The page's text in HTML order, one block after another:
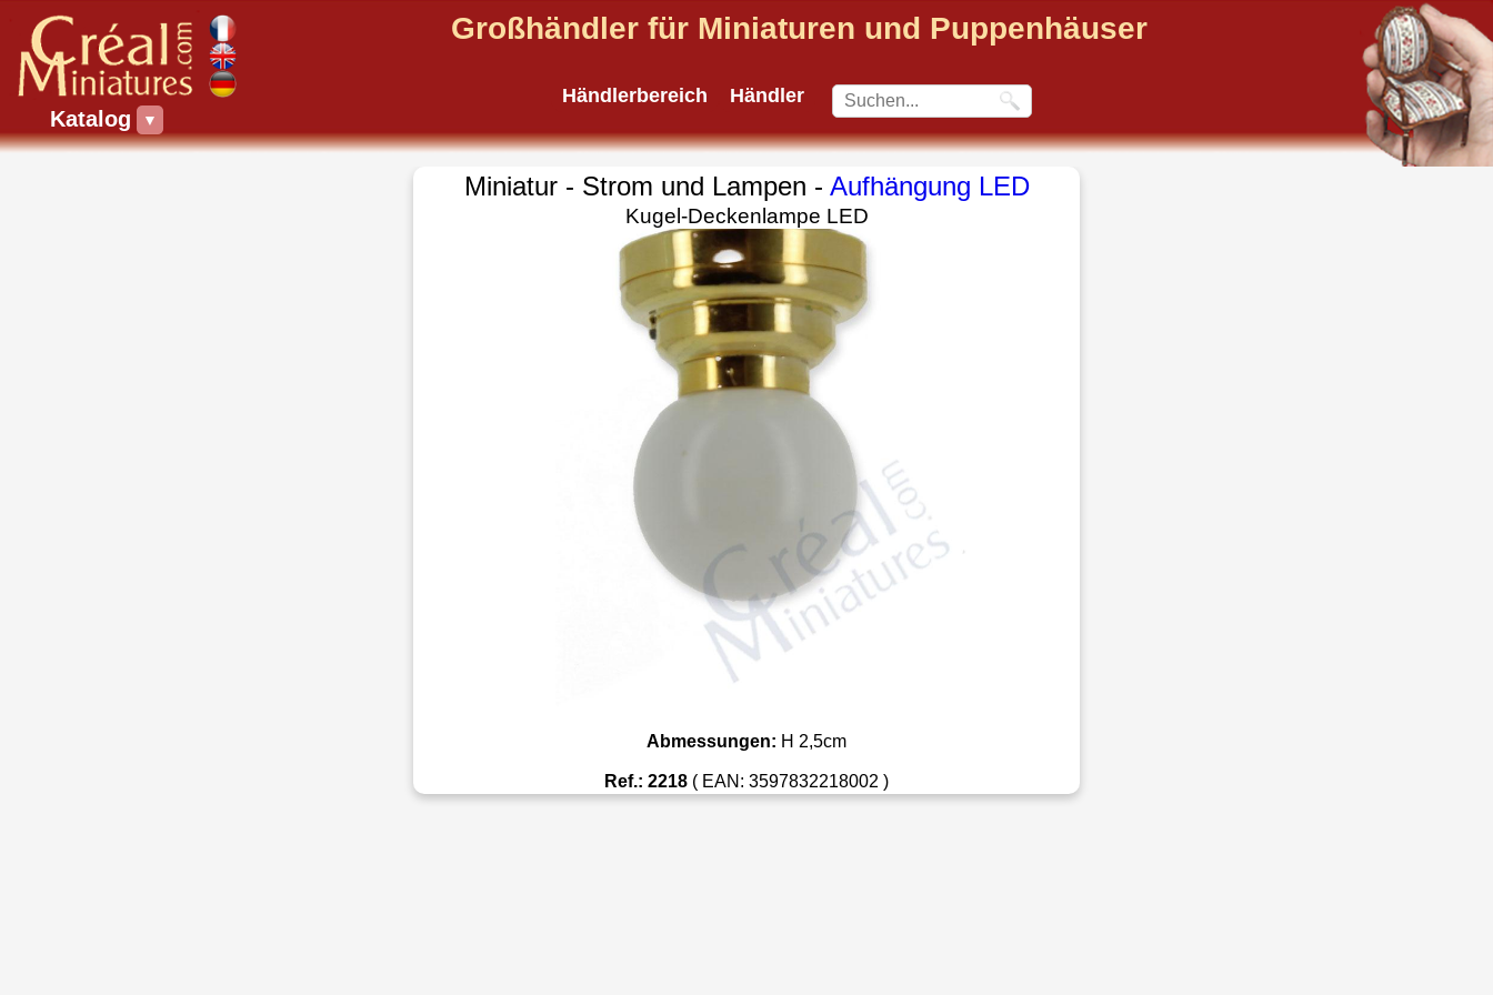
Katalog ▼
Großhändler für Miniaturen und Puppenhäuser
Händlerbereich Händler
Miniatur - Strom und Lampen - Aufhängung LED
Kugel-Deckenlampe LED
Abmessungen: H 2,5cm
Ref.: 2218 ( EAN: 3597832218002 )